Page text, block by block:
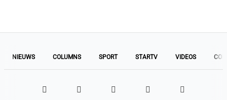
NIEUWS COLUMNS SPORT STARTV VIDEOS